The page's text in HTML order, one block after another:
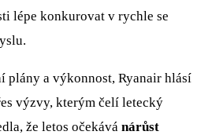
lépe konkurovat v rychle se
plány a výkonnost, Ryanair hlásí
výzvy, kterým čelí letecký
že letos očekává nárůst